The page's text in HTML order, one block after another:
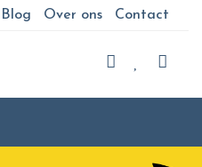
Blog Over ons Contact